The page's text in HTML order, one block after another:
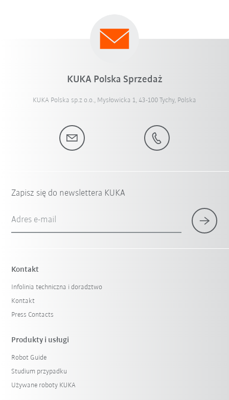
KUKA Polska Sprzedaż
KUKA Polska sp.z o.o., Mysłowicka 1, 43-100 Tychy, Polska
Zapisz się do newslettera KUKA
Adres e-mail
Kontakt
Infolinia techniczna i doradztwo
Kontakt
Press Contacts
Produkty i usługi
Robot Guide
Studium przypadku
Używane roboty KUKA